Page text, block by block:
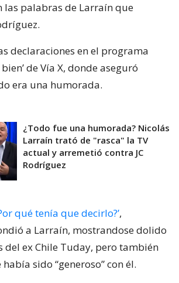
las palabras de Larraín que
declaraciones en el programa
de Vía X, donde aseguró
era una humorada.
¿Todo fue una humorada? Nicolás
Larraín trató de "rasca" la TV
actual y arremetió contra JC
Rodríguez
qué tenía que decirlo?’,
a Larraín, mostrandose dolido
del ex Chile Tuday, pero también
sido “generoso” con él.